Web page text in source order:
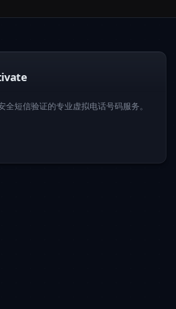
全短信验证的专业虚拟电话号码服务。